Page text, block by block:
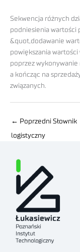
Sekwencja różnych
podniesienia wartości
&quot,dodawanie
powiększania
poprzez
a kończąc na
związanych.
← Poprzedni Słownik
logistyczny